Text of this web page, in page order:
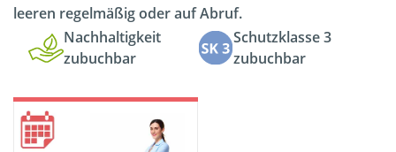
leeren regelmäßig oder auf Abruf.
Nachhaltigkeit
zubuchbar
Schutzklasse 3
zubuchbar